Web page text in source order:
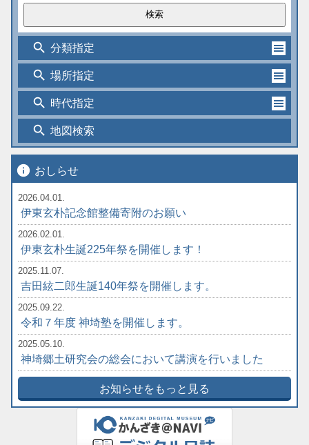
search 分類指定
search 場所指定
search 時代指定
search 地図検索
info おしらせ
2026.04.01.
伊東玄朴記念館整備寄附のお願い
2026.02.01.
伊東玄朴生誕225年祭を開催します！
2025.11.07.
吉田絃二郎生誕140年祭を開催します。
2025.09.22.
令和７年度 神埼塾を開催します。
2025.05.10.
神埼郷土研究会の総会において講演を行いました
お知らせをもっと見る